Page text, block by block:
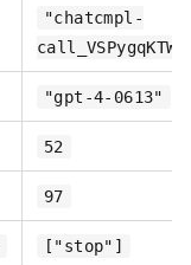
"chatcmpl-
"gpt-4-0613"
52
97
["stop"]